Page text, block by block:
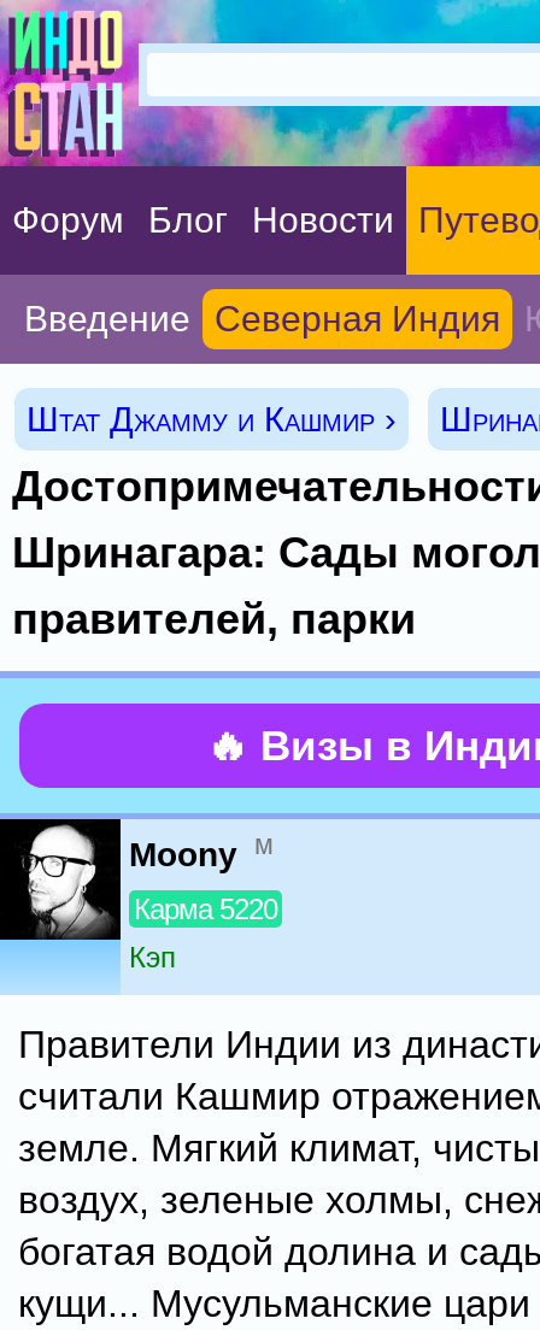
Форум Блог Новости
Введение Северная Индия
Штат Джамму и Кашмир ›
Шринагара: Сады
правителей, парки
🔥 Визы в
Moony м
Карма 5220
Кэп
Правители Индии из
считали Кашмир
земле. Мягкий климат,
воздух, зеленые холмы,
богатая водой долина и
кущи... Мусульманские цари